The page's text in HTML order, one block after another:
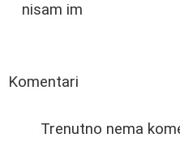
nisam im
Komentari
Trenutno nema